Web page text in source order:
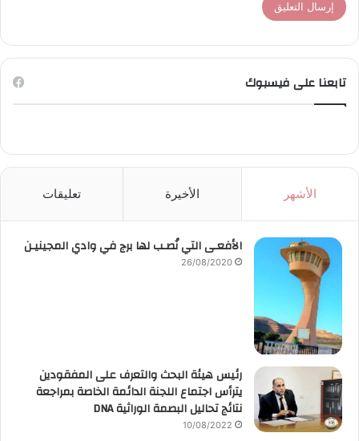
تابعنا على فيسبوك
الأشهر الأخيرة تعليقات
الأفعـى التي نُصـب لها برج في وادي المجينيـن
26/08/2020
رئيس هيئة البحث والتعرف على المفقودين
يترأس اجتماع اللجنة الدائمة الخاصة بمراجعة
نتائج تحاليل البصمة الوراثية DNA
10/08/2022